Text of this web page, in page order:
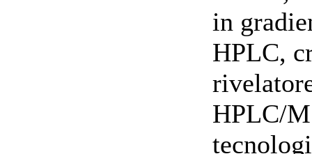
in
HPLC,
HPLC/